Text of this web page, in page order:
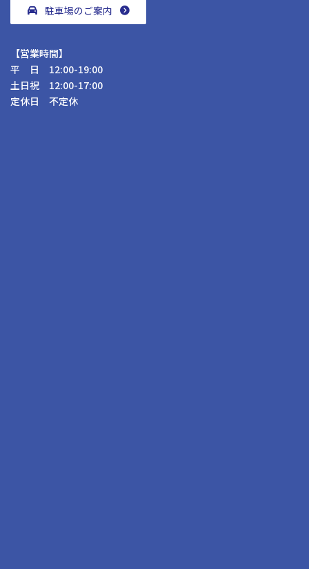
駐車場のご案内
【営業時間】
平 日 12:00-19:00
土日祝 12:00-17:00
定休日 不定休